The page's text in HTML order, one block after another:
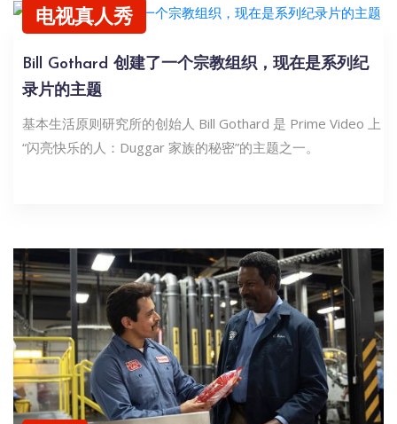
电视真人秀
Bill Gothard 创建了一个宗教组织，现在是系列纪
录片的主题
基本生活原则研究所的创始人 Bill Gothard 是 Prime Video 上
“闪亮快乐的人：Duggar 家族的秘密”的主题之一。